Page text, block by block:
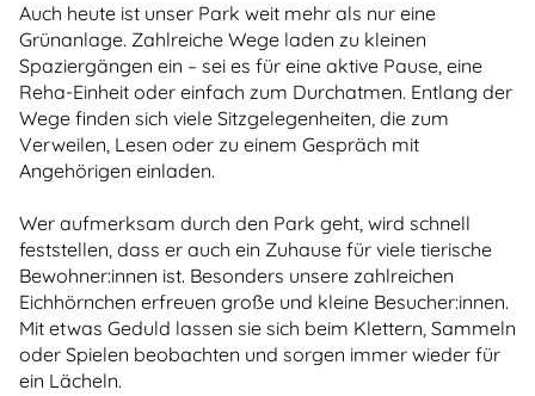
Auch heute ist unser Park weit mehr als nur eine
Grünanlage. Zahlreiche Wege laden zu kleinen
Spaziergängen ein – sei es für eine aktive Pause, eine
Reha-Einheit oder einfach zum Durchatmen. Entlang der
Wege finden sich viele Sitzgelegenheiten, die zum
Verweilen, Lesen oder zu einem Gespräch mit
Angehörigen einladen.
Wer aufmerksam durch den Park geht, wird schnell
feststellen, dass er auch ein Zuhause für viele tierische
Bewohner:innen ist. Besonders unsere zahlreichen
Eichhörnchen erfreuen große und kleine Besucher:innen.
Mit etwas Geduld lassen sie sich beim Klettern, Sammeln
oder Spielen beobachten und sorgen immer wieder für
ein Lächeln.